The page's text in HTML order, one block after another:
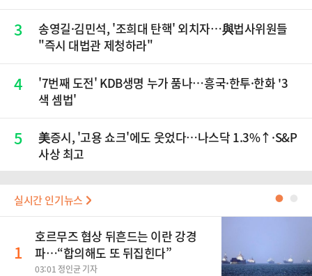
3
송영길·김민석, '조희대 탄핵' 외치자…與법사위원들
"즉시 대법관 제청하라"
4
'7번째 도전' KDB생명 누가 품나…흥국·한투·한화 '3
색 셈법'
5
美증시, '고용 쇼크'에도 웃었다…나스닥 1.3%↑·S&P
사상 최고
실시간 인기뉴스 ●
1
호르무즈 협상 뒤흔드는 이란 강경
파…“합의해도 또 뒤집힌다”
03:01 정인균 기자